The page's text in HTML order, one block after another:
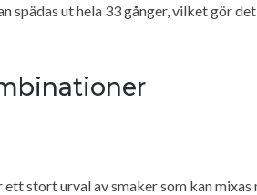
spädas ut hela 33 gånger, vilket gör
stort urval av smaker som kan mixas